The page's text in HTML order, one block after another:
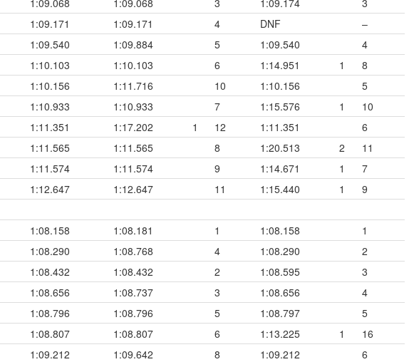
1:09.171 1:09.171 4 DNF
–
1:09.540 1:09.884 5 1:09.540
4
1:10.103 1:10.103 6 1:14.951 1
8
1:10.156 1:11.716 10 1:10.156
5
1:10.933 1:10.933 7 1:15.576 1
10
1:11.351 1:17.202 1 12 1:11.351
6
1:11.565 1:11.565 8 1:20.513 2
11
1:11.574 1:11.574 9 1:14.671 1
7
1:12.647 1:12.647 11 1:15.440 1
9
1:08.158 1:08.181 1 1:08.158
1
1:08.290 1:08.768 4 1:08.290
2
1:08.432 1:08.432 2 1:08.595
3
1:08.656 1:08.737 3 1:08.656
4
1:08.796 1:08.796 5 1:08.797
5
1:08.807 1:08.807 6 1:13.225 1
16
1:09.212 1:09.642 8 1:09.212
6